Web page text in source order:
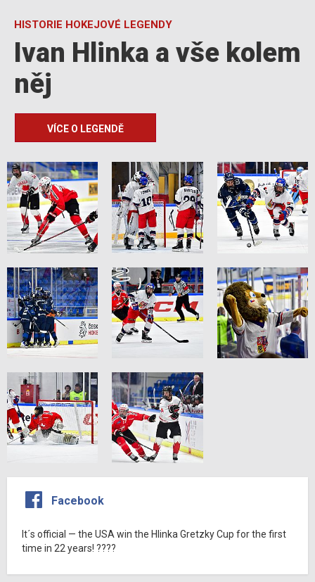
HISTORIE HOKEJOVÉ LEGENDY
Ivan Hlinka a vše kolem
něj
VÍCE O LEGENDĚ
Facebook
It´s official — the USA win the Hlinka Gretzky Cup for the first
time in 22 years! ????